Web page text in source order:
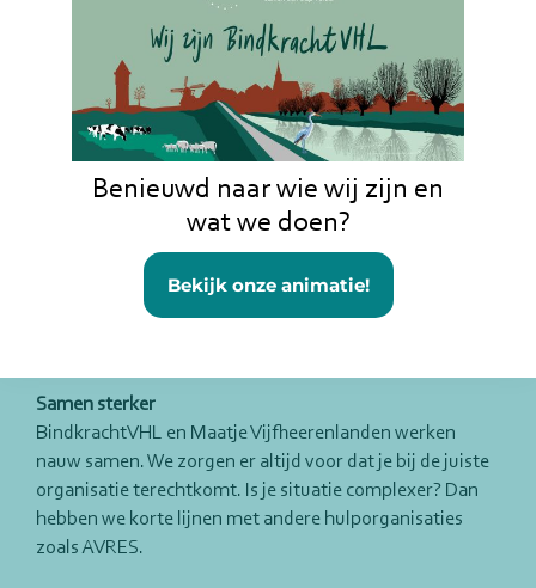
je mee en begeleiden je stap voor stap naar financiële
rust. Als er schulden zijn, kijken we samen hoe die
afgelost kunnen worden. We helpen zelfs bij het
aanvragen van betalingsregelingen.”
Ook BindkrachtVHL helpt inwoners op weg. Tulin Koca
legt uit:
“Het is zonde als mensen geen toeslagen of hulp krijgen
waar ze recht op hebben. Wij ondersteunen bijvoorbeeld
bij het aanvragen van toeslagen, kwijtscheldingen en
minimumregelingen. Tijdens de Week van het Geld delen
we dagelijks tips op onze socials. Maar we kunnen alleen
Samen sterker
BindkrachtVHL en Maatje Vijfheerenlanden werken
nauw samen. We zorgen er altijd voor dat je bij de juiste
organisatie terechtkomt. Is je situatie complexer? Dan
hebben we korte lijnen met andere hulporganisaties
zoals AVRES.
Benieuwd naar wie wij zijn en
wat we doen?
Bekijk onze animatie!